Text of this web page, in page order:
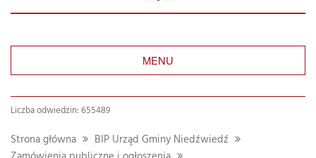
MENU
Liczba odwiedzin: 655489
Strona główna
BIP Urząd Gminy Niedźwiedź